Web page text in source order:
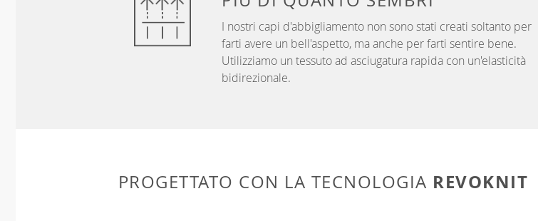
I nostri capi d'abbigliamento non sono stati creati soltanto per
farti avere un bell'aspetto, ma anche per farti sentire bene.
Utilizziamo un tessuto ad asciugatura rapida con un'elasticità
bidirezionale.
PROGETTATO CON LA TECNOLOGIA REVOKNIT